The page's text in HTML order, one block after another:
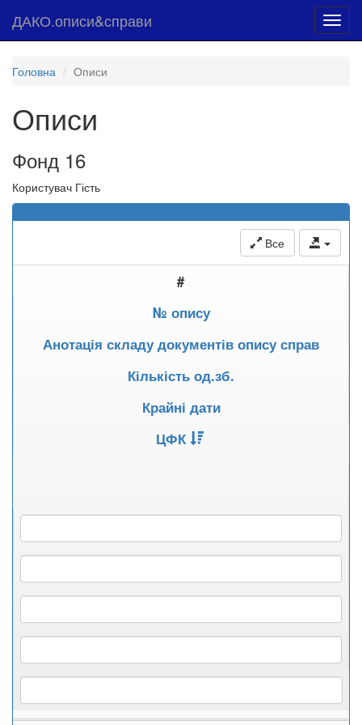
ДАКО.описи&справи
Головна Описи
Описи
Фонд 16
Користувач Гість
Все
#
№ опису
Анотація складу документів опису справ
Кількість од.зб.
Крайні дати
ЦФК